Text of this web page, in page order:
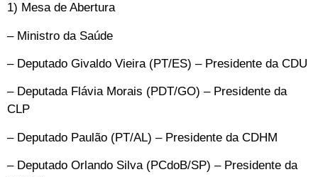
1) Mesa de Abertura
– Ministro da Saúde
– Deputado Givaldo Vieira (PT/ES) – Presidente da CDU
– Deputada Flávia Morais (PDT/GO) – Presidente da
CLP
– Deputado Paulão (PT/AL) – Presidente da CDHM
– Deputado Orlando Silva (PCdoB/SP) – Presidente da